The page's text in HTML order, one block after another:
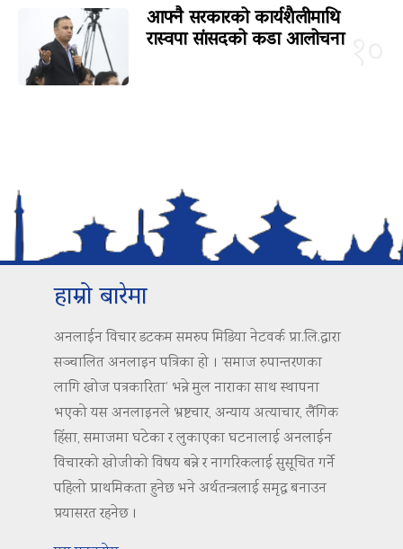
आफ्नै सरकारको कार्यशैलीमाथि
रास्वपा सांसदको कडा आलोचना
हाम्रो बारेमा
अनलाईन विचार डटकम समरुप मिडिया नेटवर्क प्रा.लि.द्वारा
सञ्चालित अनलाइन पत्रिका हो । ‘समाज रुपान्तरणका
लागि खोज पत्रकारिता’ भन्ने मुल नाराका साथ स्थापना
भएको यस अनलाइनले भ्रष्टचार, अन्याय अत्याचार, लैंगिक
हिंसा, समाजमा घटेका र लुकाएका घटनालाई अनलाईन
विचारको खोजीको विषय बन्ने र नागरिकलाई सुसूचित गर्ने
पहिलो प्राथमिकता हुनेछ भने अर्थतन्त्रलाई समृद्ध बनाउन
प्रयासरत रहनेछ ।